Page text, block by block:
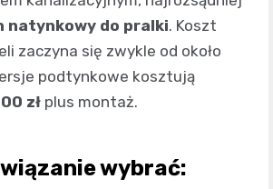
natynkowy do pralki. Koszt
zaczyna się zwykle od około
podtynkowe kosztują
zł plus montaż.
wybrać: